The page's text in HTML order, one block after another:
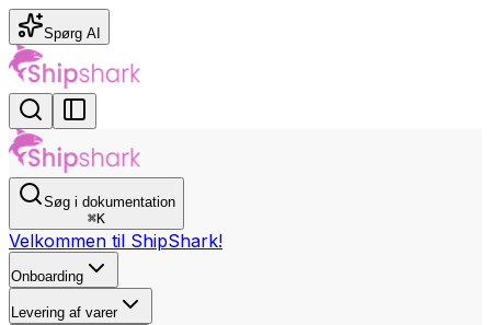
Spørg AI
Søg i dokumentation
⌘K
Velkommen til ShipShark!
Onboarding
Levering af varer